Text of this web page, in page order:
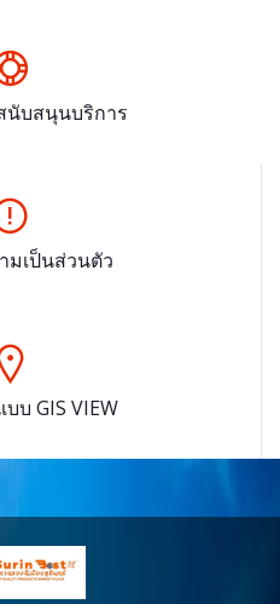
นับสนุนบริการ
มเป็นส่วนตัว
บ GIS VIEW